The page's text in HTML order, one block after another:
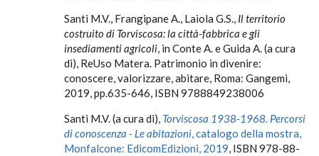
Santi M.V., Frangipane A., Laiola G.S., Il territorio
costruito di Torviscosa: la città-fabbrica e gli
insediamenti agricoli, in Conte A. e Guida A. (a cura
di), ReUso Matera. Patrimonio in divenire:
conoscere, valorizzare, abitare, Roma: Gangemi,
2019, pp.635-646, ISBN 9788849238006
Santi M.V. (a cura di), Torviscosa 1938-1968. Percorsi
di conoscenza - Le abitazioni, catalogo della mostra,
Monfalcone: EdicomEdizioni, 2019, ISBN 978-88-